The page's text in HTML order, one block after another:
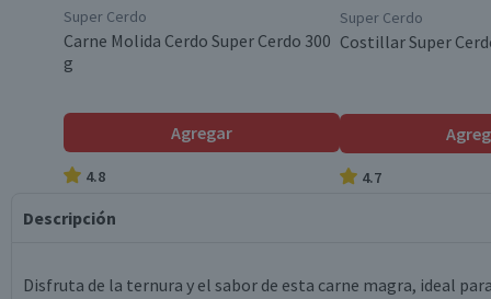
Super Cerdo
Carne Molida Cerdo Super Cerdo 300
g
Agregar
4.8
Super Cerdo
Costillar Super
4.7
Descripción
Disfruta de la ternura y el sabor de esta carne magra, ideal